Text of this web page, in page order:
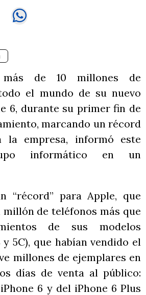
más de 10 millones de
el mundo de su nuevo
6, durante su primer fin de
marcando un récord
la empresa, informó este
informático en un
“récord” para Apple, que
de teléfonos más que
de sus modelos
5C), que habían vendido el
millones de ejemplares en
días de venta al público:
6 y del iPhone 6 Plus